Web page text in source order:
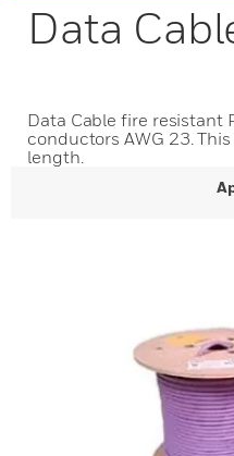
Data
Data Cable fire resistant
conductors AWG 23.
length.